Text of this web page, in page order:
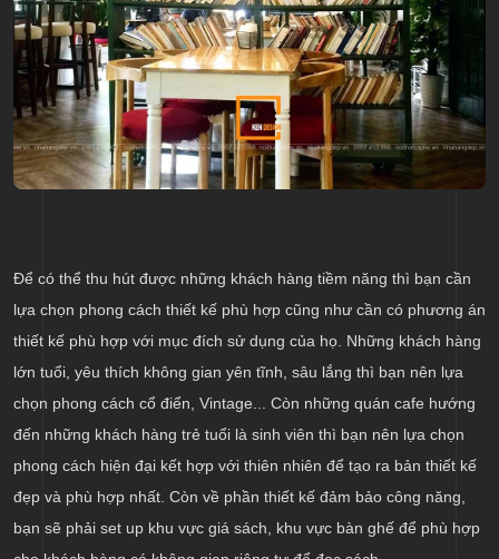
Để có thể thu hút được những khách hàng tiềm năng thì bạn cần
lựa chọn phong cách thiết kế phù hợp cũng như cần có phương án
thiết kế phù hợp với mục đích sử dụng của họ. Những khách hàng
lớn tuổi, yêu thích không gian yên tĩnh, sâu lắng thì bạn nên lựa
chọn phong cách cổ điển, Vintage... Còn những quán cafe hướng
đến những khách hàng trẻ tuổi là sinh viên thì bạn nên lựa chọn
phong cách hiện đại kết hợp với thiên nhiên để tạo ra bản thiết kế
đẹp và phù hợp nhất. Còn về phần thiết kế đảm bảo công năng,
bạn sẽ phải set up khu vực giá sách, khu vực bàn ghế để phù hợp